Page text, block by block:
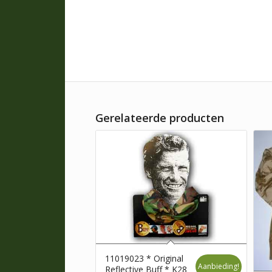
Gerelateerde producten
11019023 * Original
Reflective Buff * K28
Aanbieding!